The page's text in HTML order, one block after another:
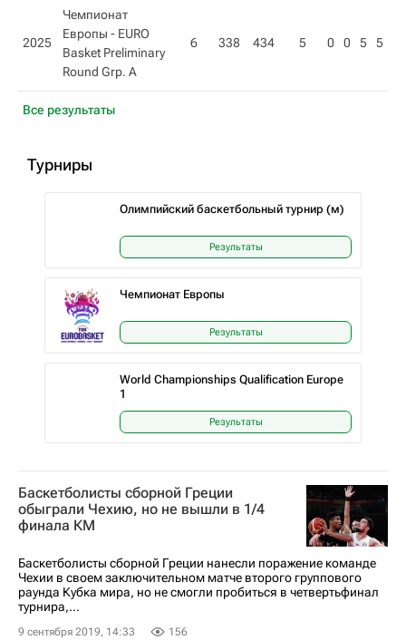
2025
Чемпионат
Европы - EURO
Basket Preliminary
Round Grp. A
6 338 434 5 0 0 5 5
Все результаты
Турниры
Олимпийский баскетбольный турнир (м)
Результаты
Чемпионат Европы
Результаты
World Championships Qualification Europe
1
Результаты
Баскетболисты сборной Греции
обыграли Чехию, но не вышли в 1/4
финала КМ
Баскетболисты сборной Греции нанесли поражение команде
Чехии в своем заключительном матче второго группового
раунда Кубка мира, но не смогли пробиться в четвертьфинал
турнира,...
9 сентября 2019, 14:33 156